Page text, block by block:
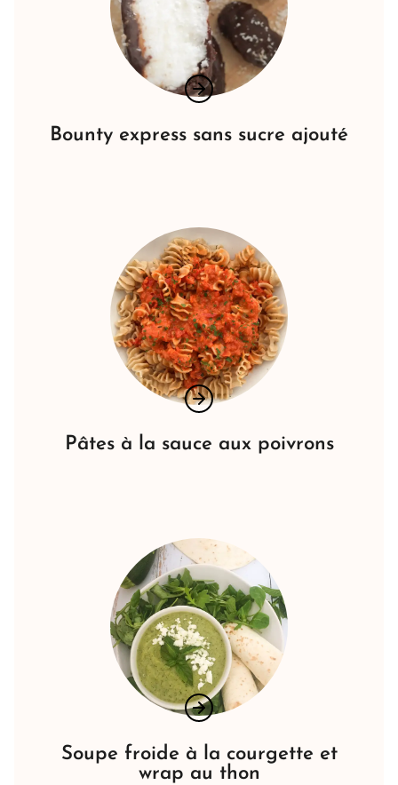
Bounty express sans sucre ajouté
Pâtes à la sauce aux poivrons
Soupe froide à la courgette et
wrap au thon